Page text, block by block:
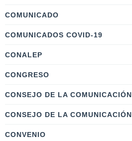
COMUNICADO
COMUNICADOS COVID-19
CONALEP
CONGRESO
CONSEJO DE LA COMUNICACIÓN
CONSEJO DE LA COMUNICACIÓN
CONVENIO